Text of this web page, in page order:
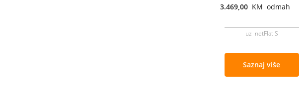
3.469,00 KM odmah
uz netFlat S
Saznaj više